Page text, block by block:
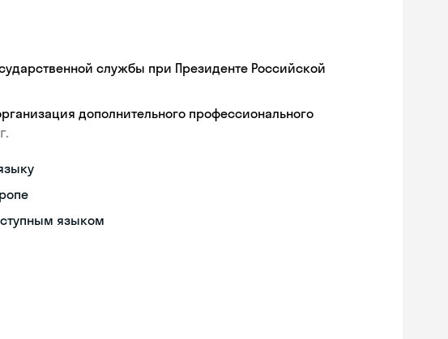
службы при Президенте Российской
дополнительного профессионального
языком